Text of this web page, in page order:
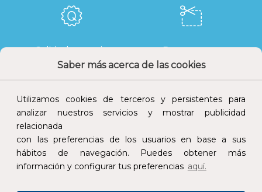
Saber más acerca de las cookies
Utilizamos cookies de terceros y persistentes para
analizar nuestros servicios y mostrar publicidad
relacionada
con las preferencias de los usuarios en base a sus
hábitos de navegación. Puedes obtener más
información y configurar tus preferencias aquí.
Calidad y precio Descuentos
Devoluciones Pago seguro